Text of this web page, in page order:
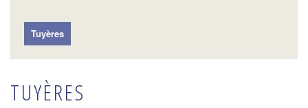
Tuyères
TUYÈRES